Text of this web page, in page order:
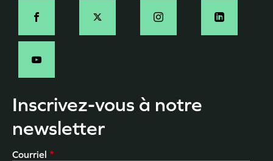
Social
Inscrivez-vous à notre
newsletter
Courriel